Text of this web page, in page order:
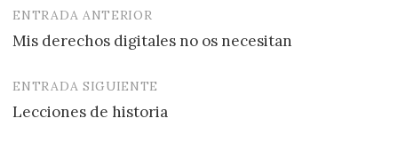
Navegación
de
entradas
ENTRADA ANTERIOR
Mis derechos digitales no os necesitan
ENTRADA SIGUIENTE
Lecciones de historia